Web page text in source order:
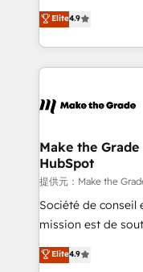
the rare Advanced
Accreditation,
new HubSpot
CRM Migrations
businesses. We go beyond implementation, shaping
the strategy,
HubSpot into a
HubSpot's Global
worldwide, and
One company,
across offices and
Canada, Germany,
South Africa. Certified compliant with ISO/IEC
27001:2022 and
Elite4.9
Make the
HubSpot
提供元：Make the
Société de conseil
mission est de
B2B à travers
l'intégration CRM
Elite4.9